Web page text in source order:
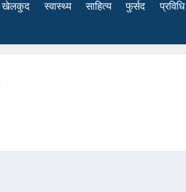
खेलकुद स्वास्थ्य साहित्य फुर्सद प्रविधि